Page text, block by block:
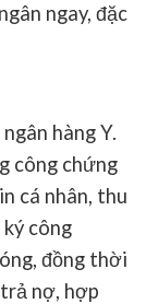
ngay, đặc
hàng Y.
công chứng
cá nhân, thu
ký công
đồng thời
nợ, hợp